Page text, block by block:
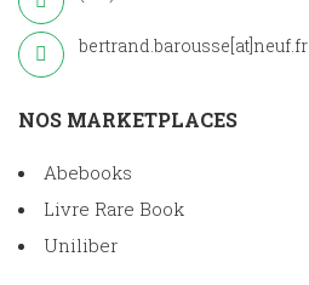
bertrand.barousse[at]neuf.fr
NOS MARKETPLACES
Abebooks
Livre Rare Book
Uniliber